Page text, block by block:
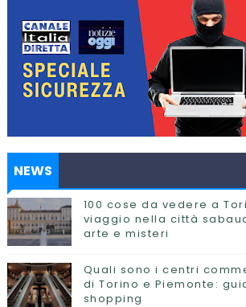
NEWS
100 cose da vedere a
viaggio nella città
arte e misteri
Quali sono i centri
di Torino e Piemonte:
shopping